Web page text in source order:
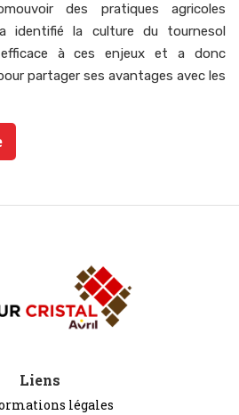
des pratiques agricoles
identifié la culture du tournesol
à ces enjeux et a donc
partager ses avantages avec les
Liens
légales